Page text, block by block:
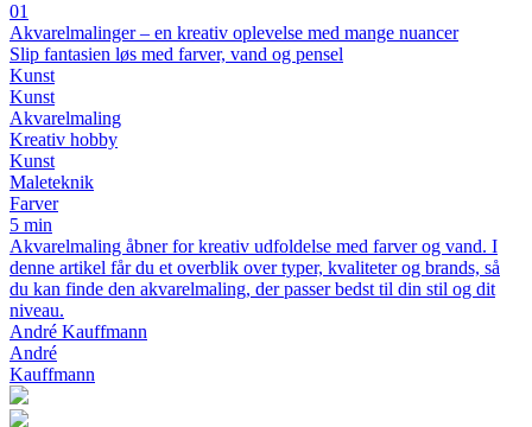
01
Akvarelmalinger – en kreativ oplevelse med mange nuancer
Slip fantasien løs med farver, vand og pensel
Kunst
Kunst
Akvarelmaling
Kreativ hobby
Kunst
Maleteknik
Farver
5 min
Akvarelmaling åbner for kreativ udfoldelse med farver og vand. I
denne artikel får du et overblik over typer, kvaliteter og brands, så
du kan finde den akvarelmaling, der passer bedst til din stil og dit
niveau.
André Kauffmann
André
Kauffmann